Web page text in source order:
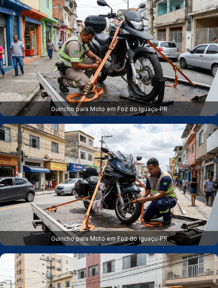
Guincho para Moto em Foz do Iguaçu‑PR
Guincho para Moto em Foz do Iguaçu‑PR